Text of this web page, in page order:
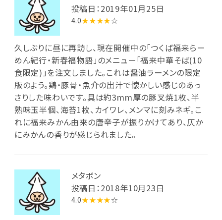
投稿日：2019年01月25日
4.0★★★★☆
久しぶりに昼に再訪し、現在開催中の「つくば福来らー
めん紀行・新春福物語」のメニュー「福来中華そば(10
食限定)」を注文しました。これは醤油ラーメンの限定
版のよう。鶏・豚骨・魚介の出汁で懐かしい感じのあっ
さりした味わいです。具は約3mm厚の豚叉焼1枚、半
熟味玉半個、海苔1枚、カイワレ、メンマに刻みネギ。こ
れに福来みかん由来の唐辛子が振りかけてあり、仄か
にみかんの香りが感じられました。
メタボン
投稿日：2018年10月23日
4.0★★★★☆